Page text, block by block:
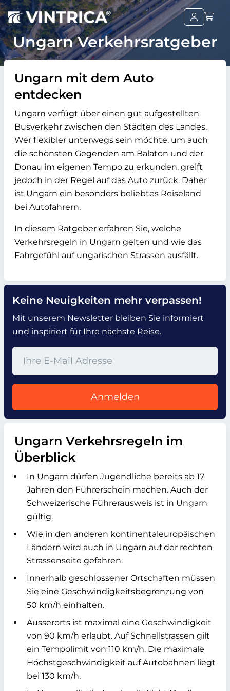
Ungarn Verkehrsratgeber
Ungarn mit dem Auto
entdecken
Ungarn verfügt über einen gut aufgestellten
Busverkehr zwischen den Städten des Landes.
Wer flexibler unterwegs sein möchte, um auch
die schönsten Gegenden am Balaton und der
Donau im eigenen Tempo zu erkunden, greift
jedoch in der Regel auf das Auto zurück. Daher
ist Ungarn ein besonders beliebtes Reiseland
bei Autofahrern.
In diesem Ratgeber erfahren Sie, welche
Verkehrsregeln in Ungarn gelten und wie das
Fahrgefühl auf ungarischen Strassen ausfällt.
Keine Neuigkeiten mehr verpassen!
Mit unserem Newsletter bleiben Sie informiert
und inspiriert für Ihre nächste Reise.
Anmelden
Ungarn Verkehrsregeln im
Überblick
In Ungarn dürfen Jugendliche bereits ab 17
Jahren den Führerschein machen. Auch der
Schweizerische Führerausweis ist in Ungarn
gültig.
Wie in den anderen kontinentaleuropäischen
Ländern wird auch in Ungarn auf der rechten
Strassenseite gefahren.
Innerhalb geschlossener Ortschaften müssen
Sie eine Geschwindigkeitsbegrenzung von
50 km/h einhalten.
Ausserorts ist maximal eine Geschwindigkeit
von 90 km/h erlaubt. Auf Schnellstrassen gilt
ein Tempolimit von 110 km/h. Die maximale
Höchstgeschwindigkeit auf Autobahnen liegt
bei 130 km/h.